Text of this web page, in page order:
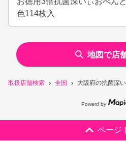
取扱店舗検索 全国 大阪府の抗菌深
色114枚入
地図で店
Powerd by
ページ